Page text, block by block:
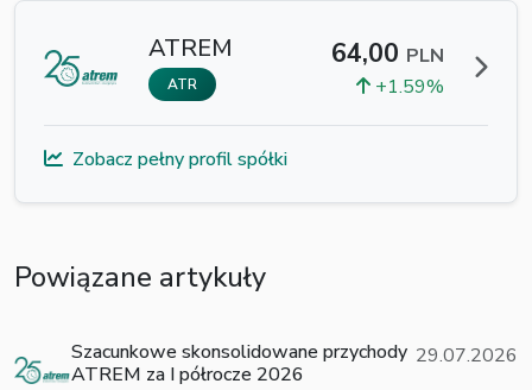
ATREM
ATR
64,00 PLN
+1.59%
Zobacz pełny profil spółki
Powiązane artykuły
Szacunkowe skonsolidowane przychody
ATREM za I półrocze 2026
29.07.2026